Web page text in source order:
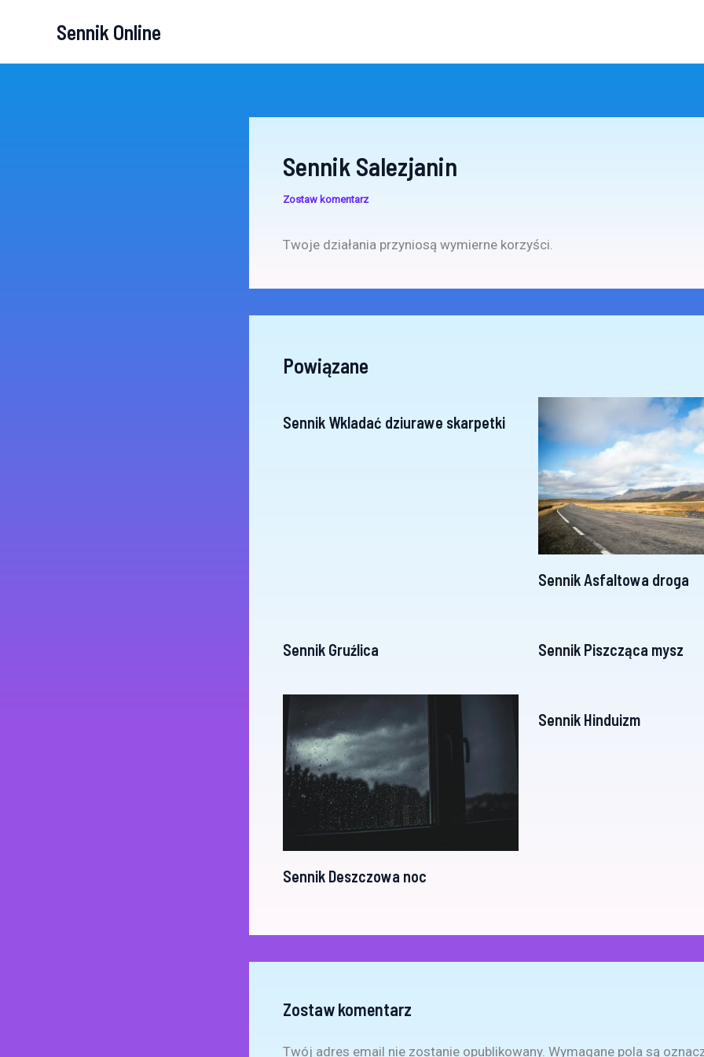
Sennik Online
Sennik Salezjanin
Zostaw komentarz
Twoje działania przyniosą wymierne korzyści.
Powiązane
Sennik Wkladać dziurawe skarpetki
Sennik Asfaltowa droga
Sennik Gruźlica Sennik Piszcząca mysz
Sennik Deszczowa noc
Sennik Hinduizm
Zostaw komentarz
Twój adres email nie zostanie opublikowany. Wymagane pola są